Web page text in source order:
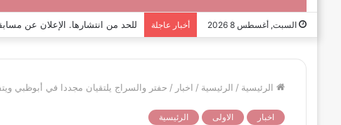
السبت, أغسطس 8 2026 أخبار عاجلة صفحة وحكاية،
الرئيسية / الرئيسية / اخبار / حفتر والسراج يلتقيان مجددا في أبوظبي
اخبار الاولى الرئيسية